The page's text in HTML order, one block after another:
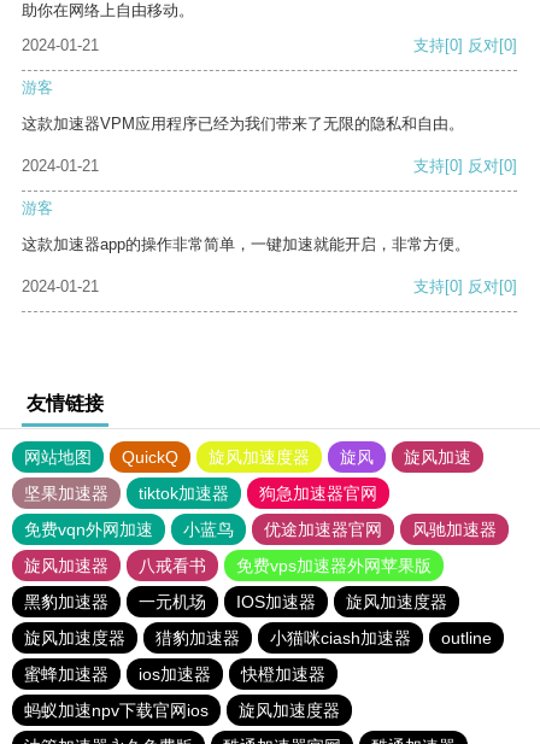
助你在网络上自由移动。
2024-01-21
支持[0] 反对[0]
游客
这款加速器VPM应用程序已经为我们带来了无限的隐私和自由。
2024-01-21 支持[0] 反对[0]
游客
这款加速器app的操作非常简单，一键加速就能开启，非常方便。
2024-01-21 支持[0] 反对[0]
友情链接
网站地图 QuickQ 旋风加速度器 旋风
旋风加速
坚果加速器
tiktok加速器
狗急加速器官网
免费vqn外网加速
小蓝鸟 优途加速器官网
风驰加速器
旋风加速器
八戒看书
免费vps加速器外网苹果版
黑豹加速器
一元机场 IOS加速器
旋风加速度器
旋风加速度器
猎豹加速器 小猫咪ciash加速器
outline
蜜蜂加速器
ios加速器
快橙加速器
蚂蚁加速npv下载官网ios
旋风加速度器